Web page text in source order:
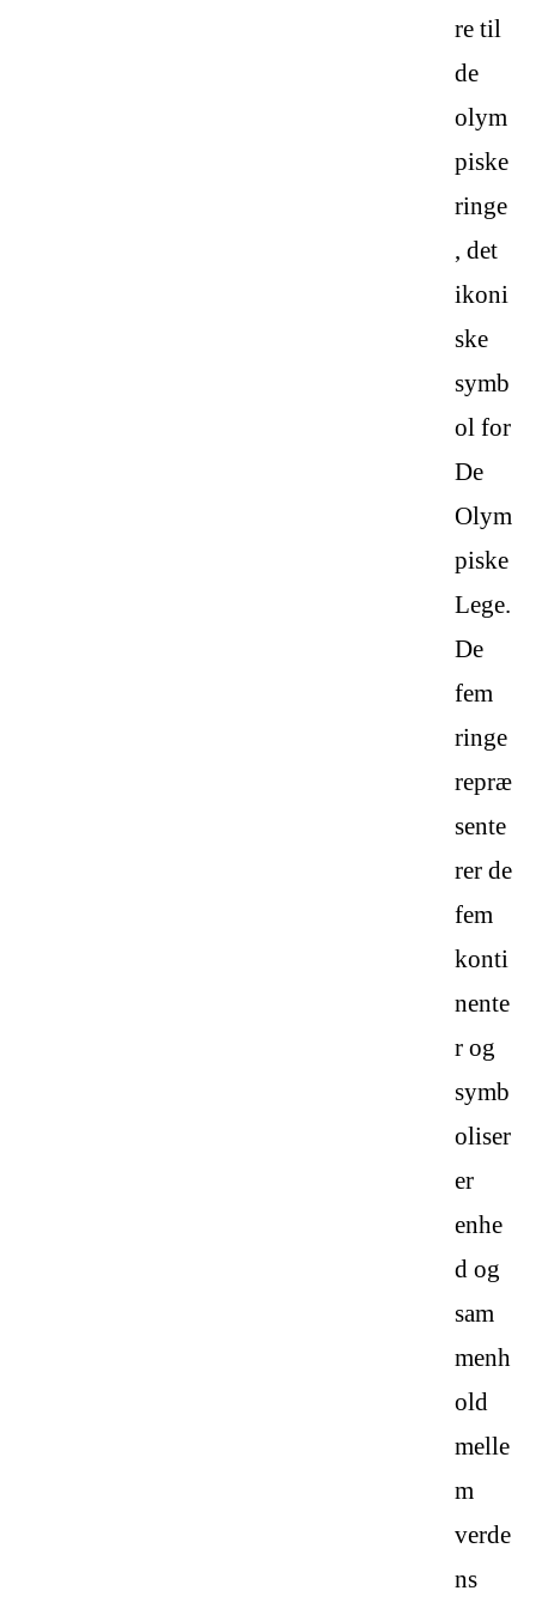
re til
de
olym
piske
ringe
, det
ikoni
ske
symb
ol for
De
Olym
piske
Lege.
De
fem
ringe
repræ
sente
rer de
fem
konti
nente
r og
symb
oliser
er
enhe
d og
sam
menh
old
melle
m
verde
ns